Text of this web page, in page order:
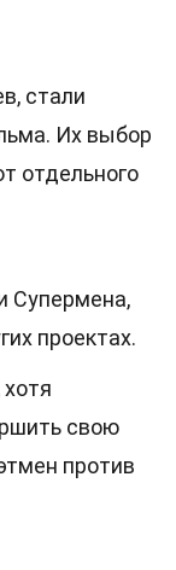
стали
Их выбор
отдельного
Супермена,
проектах.
свою
против